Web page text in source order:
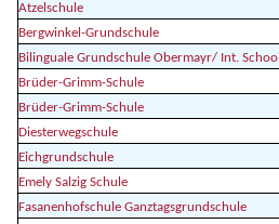
Atzelschule
Bergwinkel-Grundschule
Bilinguale Grundschule Obermayr/ Int. School
Brüder-Grimm-Schule
Brüder-Grimm-Schule
Diesterwegschule
Eichgrundschule
Emely Salzig Schule
Fasanenhofschule Ganztagsgrundschule